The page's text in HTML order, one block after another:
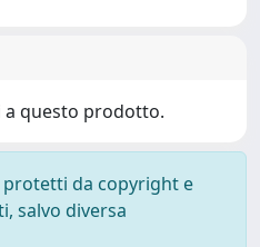
a questo prodotto.
protetti da copyright e
salvo diversa